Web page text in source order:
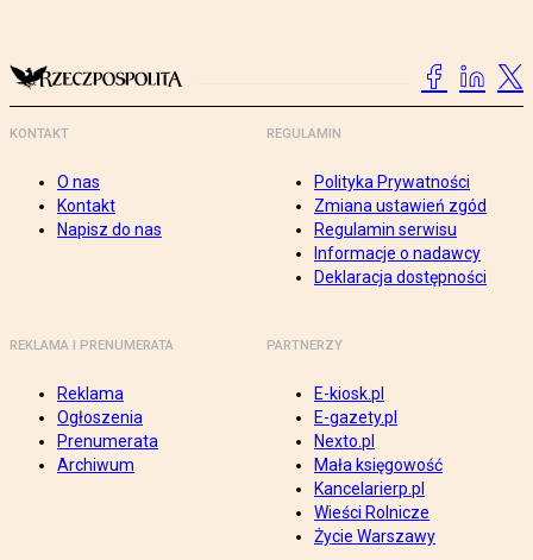
KONTAKT
O nas
Kontakt
Napisz do nas
REGULAMIN
Polityka Prywatności
Zmiana ustawień zgód
Regulamin serwisu
Informacje o nadawcy
Deklaracja dostępności
REKLAMA I PRENUMERATA
Reklama
Ogłoszenia
Prenumerata
Archiwum
PARTNERZY
E-kiosk.pl
E-gazety.pl
Nexto.pl
Mała księgowość
Kancelarierp.pl
Wieści Rolnicze
Życie Warszawy